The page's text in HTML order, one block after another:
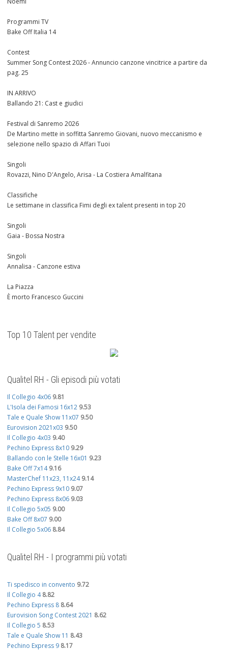
Programmi TV
Bake Off Italia 14
Contest
Summer Song Contest 2026 - Annuncio canzone vincitrice a partire da
pag. 25
IN ARRIVO
Ballando 21: Cast e giudici
Festival di Sanremo 2026
De Martino mette in soffitta Sanremo Giovani, nuovo meccanismo e
selezione nello spazio di Affari Tuoi
Singoli
Rovazzi, Nino D'Angelo, Arisa - La Costiera Amalfitana
Classifiche
Le settimane in classifica Fimi degli ex talent presenti in top 20
Singoli
Gaia - Bossa Nostra
Singoli
Annalisa - Canzone estiva
La Piazza
È morto Francesco Guccini
Top 10 Talent per vendite
Qualitel RH - Gli episodi più votati
Il Collegio 4x06 9.81
L'Isola dei Famosi 16x12 9.53
Tale e Quale Show 11x07 9.50
Eurovision 2021x03 9.50
Il Collegio 4x03 9.40
Pechino Express 8x10 9.29
Ballando con le Stelle 16x01 9.23
Bake Off 7x14 9.16
MasterChef 11x23, 11x24 9.14
Pechino Express 9x10 9.07
Pechino Express 8x06 9.03
Il Collegio 5x05 9.00
Bake Off 8x07 9.00
Il Collegio 5x06 8.84
Qualitel RH - I programmi più votati
Ti spedisco in convento 9.72
Il Collegio 4 8.82
Pechino Express 8 8.64
Eurovision Song Contest 2021 8.62
Il Collegio 5 8.53
Tale e Quale Show 11 8.43
Pechino Express 9 8.17